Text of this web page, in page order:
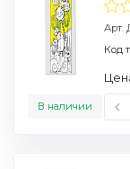
Арт.
В наличии
Код